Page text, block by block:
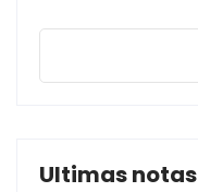
Ultimas notas